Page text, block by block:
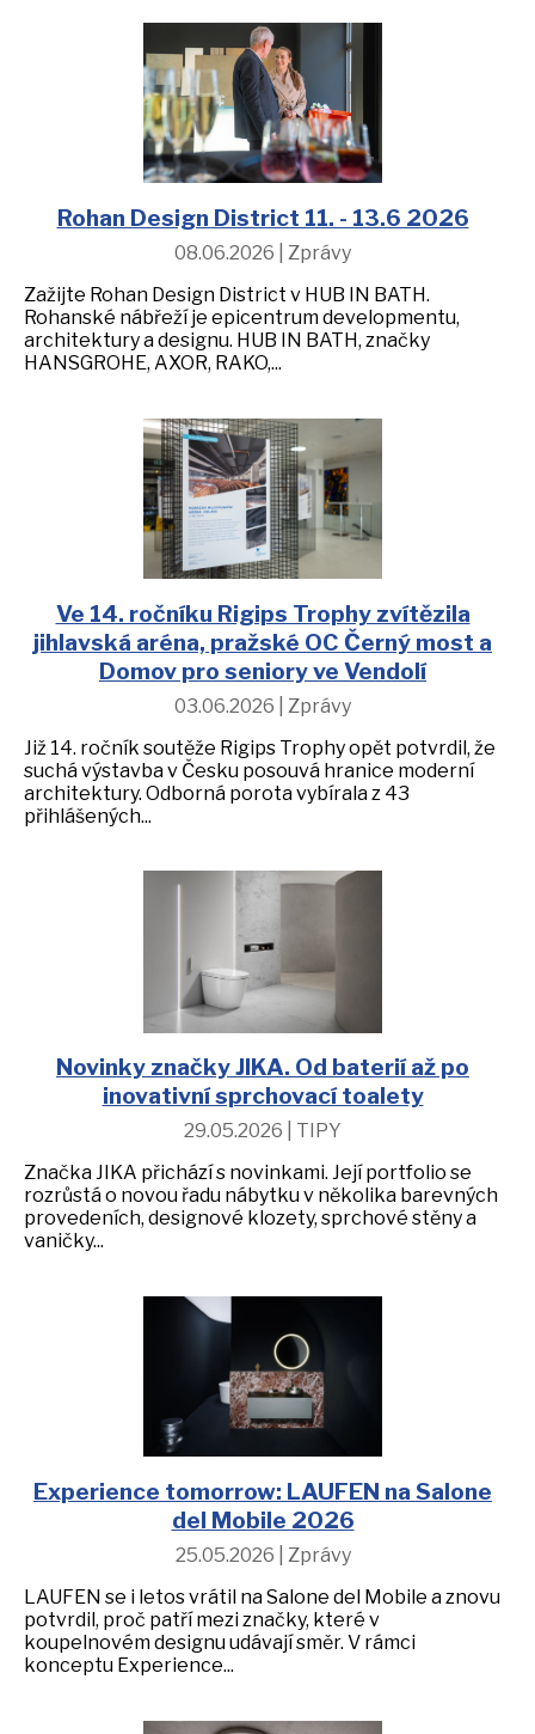
Rohan Design District 11. - 13.6 2026
08.06.2026 | Zprávy
Zažijte Rohan Design District v HUB IN BATH.
Rohanské nábřeží je epicentrum developmentu,
architektury a designu. HUB IN BATH, značky
HANSGROHE, AXOR, RAKO,...
Ve 14. ročníku Rigips Trophy zvítězila
jihlavská aréna, pražské OC Černý most a
Domov pro seniory ve Vendolí
03.06.2026 | Zprávy
Již 14. ročník soutěže Rigips Trophy opět potvrdil, že
suchá výstavba v Česku posouvá hranice moderní
architektury. Odborná porota vybírala z 43
přihlášených...
Novinky značky JIKA. Od baterií až po
inovativní sprchovací toalety
29.05.2026 | TIPY
Značka JIKA přichází s novinkami. Její portfolio se
rozrůstá o novou řadu nábytku v několika barevných
provedeních, designové klozety, sprchové stěny a
vaničky...
Experience tomorrow: LAUFEN na Salone
del Mobile 2026
25.05.2026 | Zprávy
LAUFEN se i letos vrátil na Salone del Mobile a znovu
potvrdil, proč patří mezi značky, které v
koupelnovém designu udávají směr. V rámci
konceptu Experience...